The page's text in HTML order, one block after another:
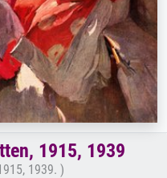
1915, 1939
1939. )